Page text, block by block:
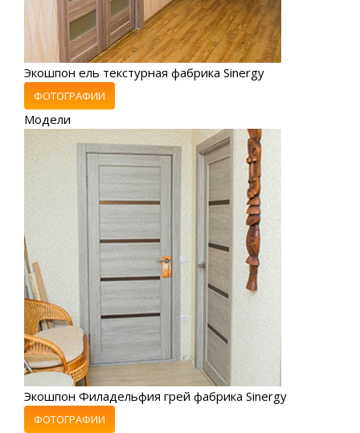
Экошпон ель текстурная фабрика Sinergy
ФОТОГРАФИИ
Модели
Экошпон Филадельфия грей фабрика Sinergy
ФОТОГРАФИИ